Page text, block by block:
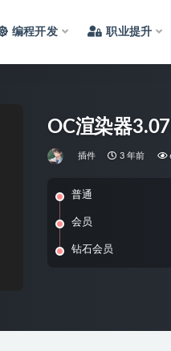
编程开发 职业提升
OC渲染器
插件 3 年前
普通
会员
钻石会员